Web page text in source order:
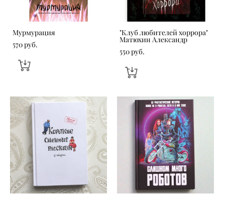
Мурмурация
570 pуб.
"Клуб любителей хоррора"
Матюхин Александр
550 pуб.